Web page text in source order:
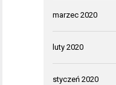
marzec 2020
luty 2020
styczeń 2020